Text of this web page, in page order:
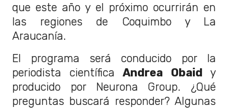
que este año y el próximo ocurrirán en
las regiones de Coquimbo y La
Araucanía.
El programa será conducido por la
periodista científica Andrea Obaid y
producido por Neurona Group. ¿Qué
preguntas buscará responder? Algunas